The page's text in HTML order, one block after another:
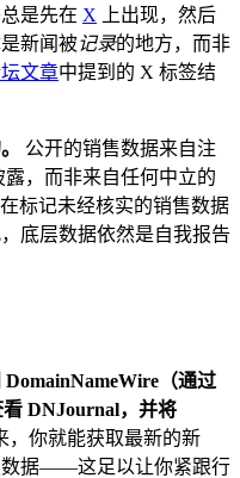
是先在 X 上出现，然后
新闻被记录的地方，而非
文章中提到的 X 标签结
公开的销售数据来自注
，而非来自任何中立的
在标记未经核实的销售数据
底层数据依然是自我报告
DomainNameWire（通过
DNJournal，并将
，你就能获取最新的新
数据——这足以让你紧跟行